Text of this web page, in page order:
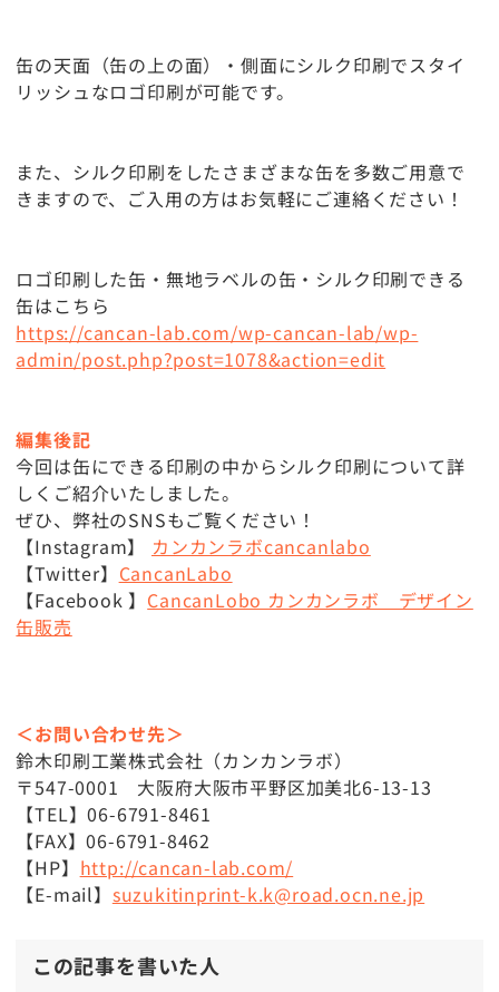
缶の天面（缶の上の面）・側面にシルク印刷でスタイ
リッシュなロゴ印刷が可能です。
また、シルク印刷をしたさまざまな缶を多数ご用意で
きますので、ご入用の方はお気軽にご連絡ください！
ロゴ印刷した缶・無地ラベルの缶・シルク印刷できる
缶はこちら
https://cancan-lab.com/wp-cancan-lab/wp-
admin/post.php?post=1078&action=edit
編集後記
今回は缶にできる印刷の中からシルク印刷について詳
しくご紹介いたしました。
ぜひ、弊社のSNSもご覧ください！
【Instagram】 カンカンラボcancanlabo
【Twitter】 CancanLabo
【Facebook 】 CancanLobo カンカンラボ デザイン
缶販売
＜お問い合わせ先＞
鈴木印刷工業株式会社（カンカンラボ）
〒547-0001 大阪府大阪市平野区加美北6-13-13
【TEL】06-6791-8461
【FAX】06-6791-8462
【HP】 http://cancan-lab.com/
【E-mail】 suzukitinprint-k.k@road.ocn.ne.jp
この記事を書いた人